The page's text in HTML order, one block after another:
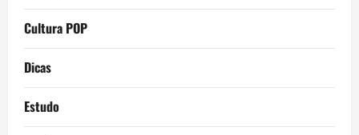
Cultura POP
Dicas
Estudo